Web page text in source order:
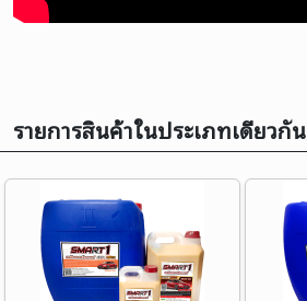
รายการสินค้าในประเภทเดียวกัน